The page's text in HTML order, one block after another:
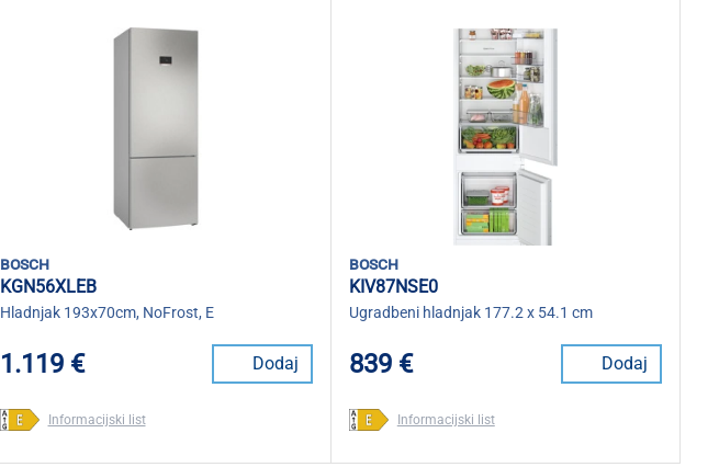
bosch
KGN56XLEB
Hladnjak 193x70cm, NoFrost, E
1.119 € Dodaj
Informacijski list
bosch
KIV87NSE0
Ugradbeni hladnjak 177.2 x 54.1 cm
839 € Dodaj
Informacijski list